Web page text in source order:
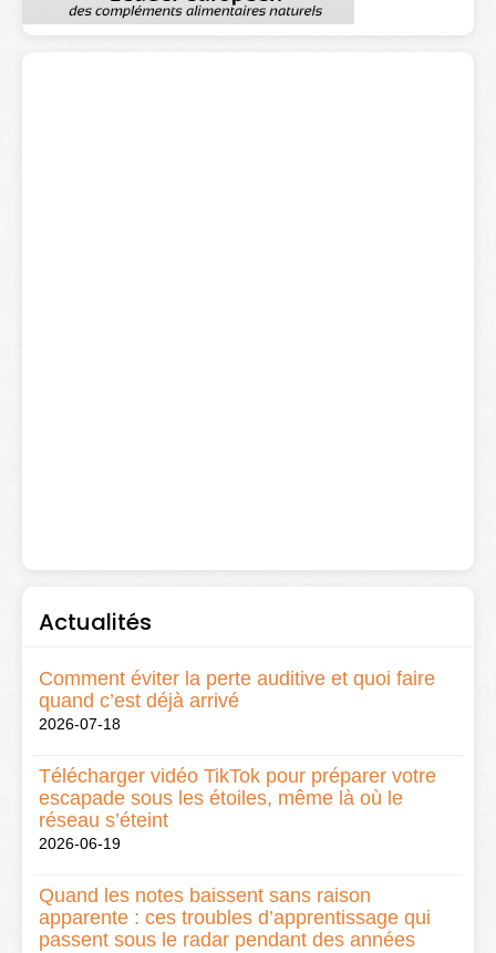
Actualités
Comment éviter la perte auditive et quoi faire
quand c’est déjà arrivé
2026-07-18
Télécharger vidéo TikTok pour préparer votre
escapade sous les étoiles, même là où le
réseau s’éteint
2026-06-19
Quand les notes baissent sans raison
apparente : ces troubles d’apprentissage qui
passent sous le radar pendant des années